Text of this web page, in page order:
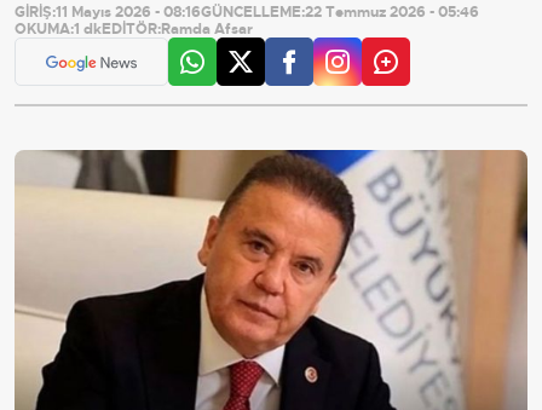
GİRİŞ:11 Mayıs 2026 - 08:16GÜNCELLEME:22 Temmuz 2026 - 05:46
OKUMA:1 dkEDİTÖR:Ramda Afsar